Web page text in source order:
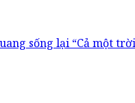
sống lại “Cả một